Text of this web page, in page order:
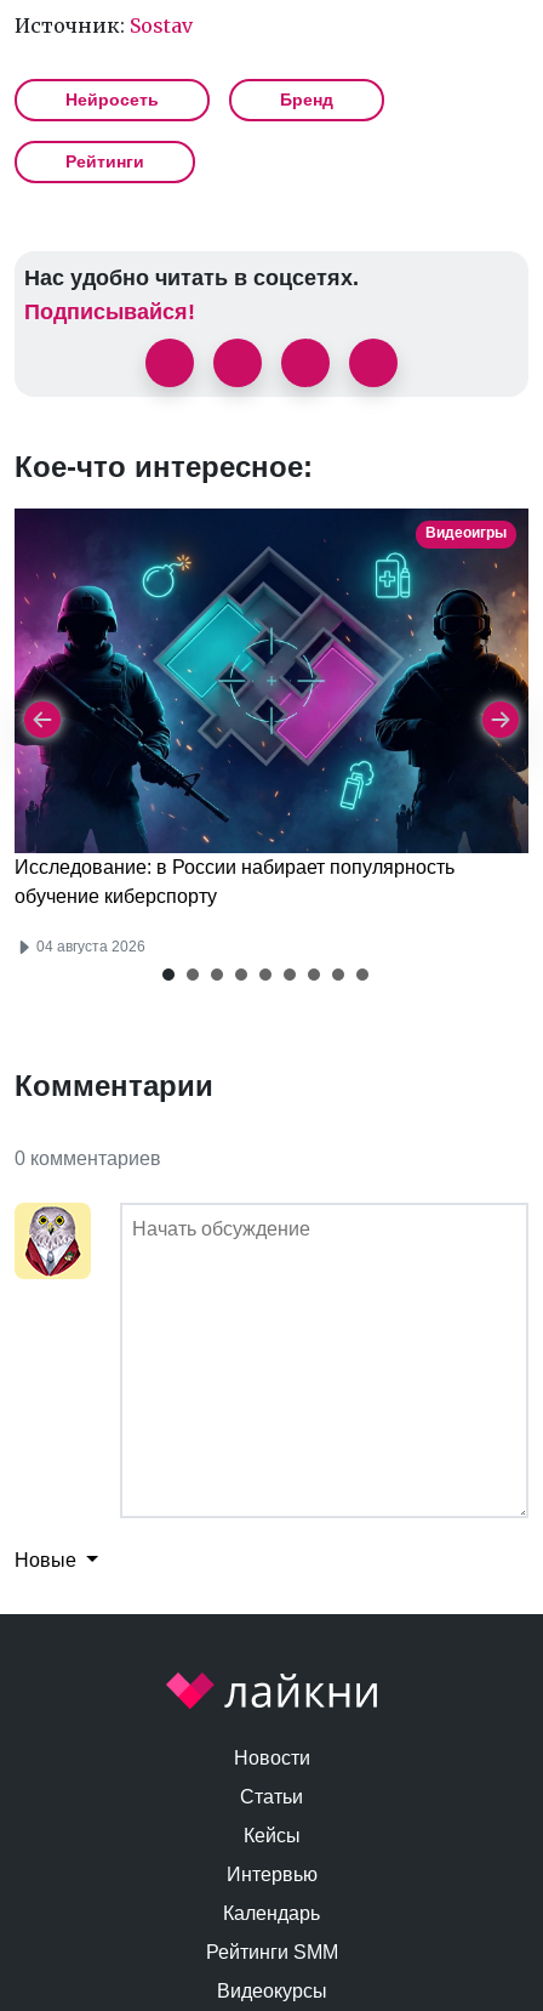
Источник: Sostav
Нейросеть Бренд
Рейтинги
Нас удобно читать в соцсетях.
Подписывайся!
Кое-что интересное:
Видеоигры
Исследование: в России набирает популярность
обучение киберспорту
04 августа 2026
Комментарии
0 комментариев
Новые
Новости
Статьи
Кейсы
Интервью
Календарь
Рейтинги SMM
Видеокурсы